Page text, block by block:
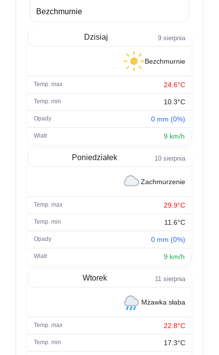
Bezchmurnie
Dzisiaj 9 sierpnia
Bezchmurnie
24.6°C
10.3°C
0 mm (0%)
9 km/h
Poniedziałek 10 sierpnia
Zachmurzenie
29.9°C
11.6°C
0 mm (0%)
9 km/h
Wtorek 11 sierpnia
Mżawka słaba
22.8°C
17.3°C